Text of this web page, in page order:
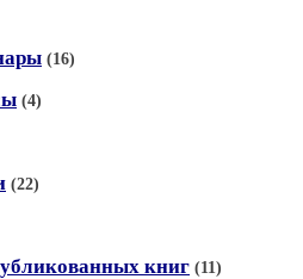
(16)
(4)
(22)
книг (11)